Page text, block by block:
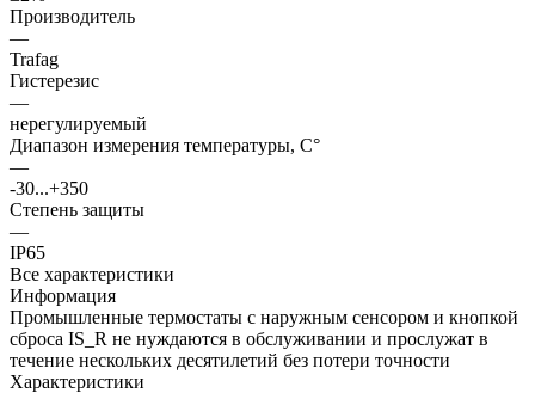
Производитель
—
Trafag
Гистерезис
—
нерегулируемый
Диапазон измерения температуры, С°
—
-30...+350
Степень защиты
—
IP65
Все характеристики
Информация
Промышленные термостаты с наружным сенсором и кнопкой
сброса IS_R не нуждаются в обслуживании и прослужат в
течение нескольких десятилетий без потери точности
Характеристики